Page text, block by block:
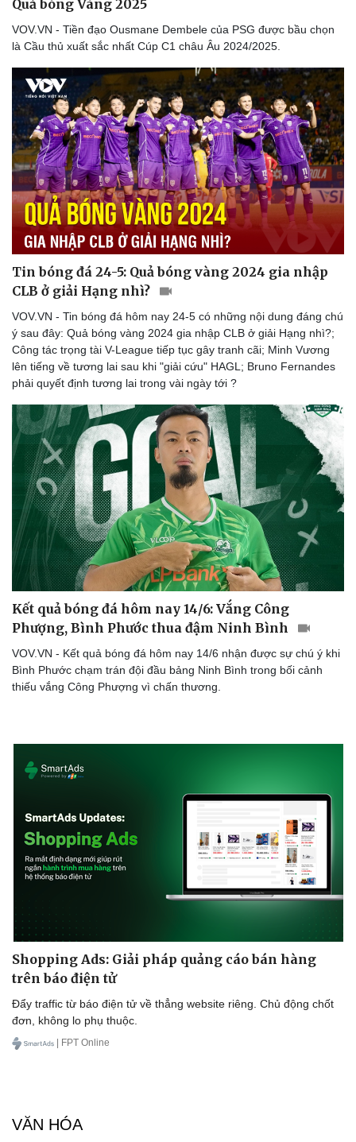
Thể thao
Bóng đá
Lịch thi đấu bóng đá
Thế giới thể thao
eSports
Hậu trường
Ô tô - Xe máy
Ô tô
Xe máy
Tư vấn
Quả bóng Vàng 2025
VOV.VN - Tiền đạo Ousmane Dembele của PSG được bầu chọn
là Cầu thủ xuất sắc nhất Cúp C1 châu Âu 2024/2025.
Tin bóng đá 24-5: Quả bóng vàng 2024 gia nhập
CLB ở giải Hạng nhì?
VOV.VN - Tin bóng đá hôm nay 24-5 có những nội dung đáng chú
ý sau đây: Quả bóng vàng 2024 gia nhập CLB ở giải Hạng nhì?;
Công tác trọng tài V-League tiếp tục gây tranh cãi; Minh Vương
lên tiếng về tương lai sau khi "giải cứu" HAGL; Bruno Fernandes
phải quyết định tương lai trong vài ngày tới ?
Kết quả bóng đá hôm nay 14/6: Vắng Công
Phượng, Bình Phước thua đậm Ninh Bình
VOV.VN - Kết quả bóng đá hôm nay 14/6 nhận được sự chú ý khi
Bình Phước chạm trán đội đầu bảng Ninh Bình trong bối cảnh
thiếu vắng Công Phượng vì chấn thương.
Shopping Ads: Giải pháp quảng cáo bán hàng
trên báo điện tử
Đẩy traffic từ báo điện tử về thẳng website riêng. Chủ động chốt
đơn, không lo phụ thuộc.
| FPT Online
VĂN HÓA